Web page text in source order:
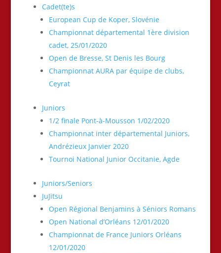
Cadet(te)s
European Cup de Koper, Slovénie
Championnat départemental 1ère division
cadet, 25/01/2020
Open de Bresse, St Denis les Bourg
Championnat AURA par équipe de clubs,
Ceyrat
Juniors
1/2 finale Pont-à-Mousson 1/02/2020
Championnat inter départemental Juniors,
Andrézieux Janvier 2020
Tournoi National Junior Occitanie, Agde
Juniors/Seniors
JuJitsu
Open Régional Benjamins à Séniors Romans
Open National d’Orléans 12/01/2020
Championnat de France Juniors Orléans
12/01/2020